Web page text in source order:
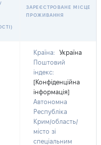
ЗАРЕЄСТРОВАНЕ МІСЦЕ
ПРОЖИВАННЯ
Країна:
Україна
Поштовий
індекс:
[Конфіденційна
інформація]
Автономна
Республіка
Крим/область/
місто зі
спеціальним